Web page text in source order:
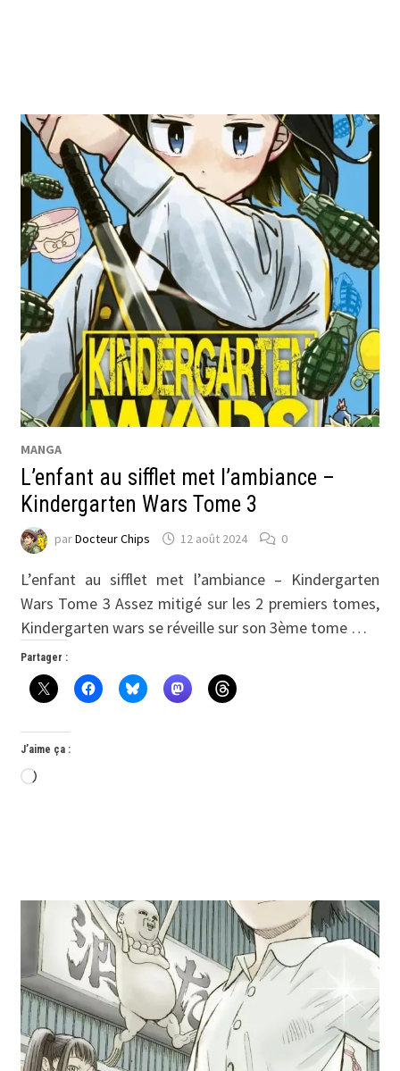
MANGA
L’enfant au sifflet met l’ambiance –
Kindergarten Wars Tome 3
parDocteur Chips 12 août 2024 0
L’enfant au sifflet met l’ambiance – Kindergarten
Wars Tome 3 Assez mitigé sur les 2 premiers tomes,
Kindergarten wars se réveille sur son 3ème tome …
Partager :
J’aime ça :
Chargement…